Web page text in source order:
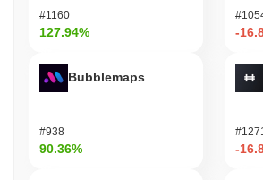
#1160
127.94%
Bubblemaps
#938
90.36%
-
#1271
-